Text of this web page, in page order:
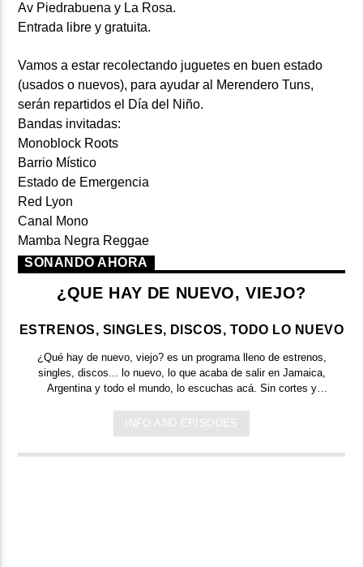
Av Piedrabuena y La Rosa.
Entrada libre y gratuita.
Vamos a estar recolectando juguetes en buen estado
(usados o nuevos), para ayudar al Merendero Tuns,
serán repartidos el Día del Niño.
Bandas invitadas:
Monoblock Roots
Barrio Místico
Estado de Emergencia
Red Lyon
Canal Mono
Mamba Negra Reggae
SONANDO AHORA
¿QUE HAY DE NUEVO, VIEJO?
ESTRENOS, SINGLES, DISCOS, TODO LO NUEVO
¿Qué hay de nuevo, viejo?es un programa lleno de estrenos,
singles, discos... lo nuevo, lo que acaba de salir enJamaica,
Argentina y todo el mundo, lo escuchas acá. Sin cortes y
INFO AND EPISODES